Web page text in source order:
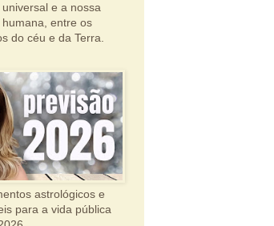
e a nossa
entre os
do céu e da Terra.
astrológicos e
para a vida pública